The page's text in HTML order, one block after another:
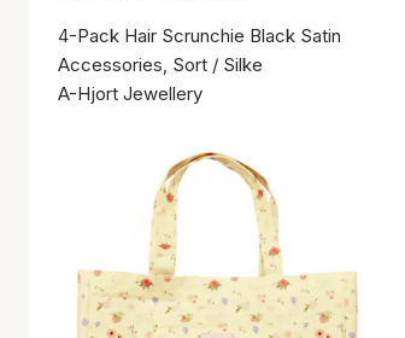
4-Pack Hair Scrunchie Black Satin
Accessories, Sort / Silke
A-Hjort Jewellery